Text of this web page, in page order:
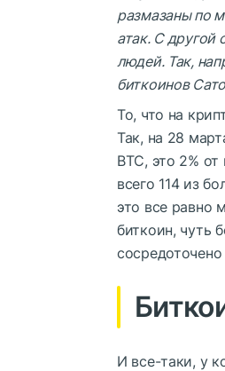
размазаны по
атак. С другой
людей. Так,
биткоинов
То, что на
Так, на 28
BTC, это 2%
всего 114 из
это все равно
биткоин, чуть
сосредоточено
И все-таки, у